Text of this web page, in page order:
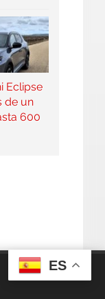
Eclipse
de un
600
ES